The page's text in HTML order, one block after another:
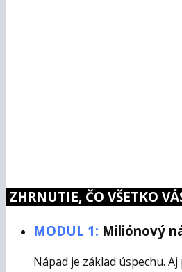
ZHRNUTIE, ČO VŠETKO
MODUL 1: Miliónový
Nápad je základ úspechu.